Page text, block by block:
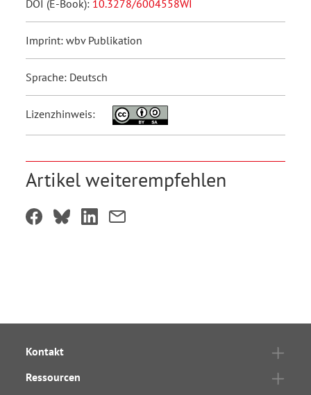
DOI (E-Book): 10.3278/6004558WI
Imprint: wbv Publikation
Sprache: Deutsch
Lizenzhinweis:
Artikel weiterempfehlen
Kontakt
Ressourcen